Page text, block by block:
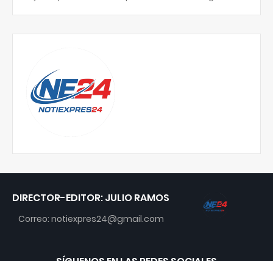
DIRECTOR-EDITOR: JULIO RAMOS
Correo: notiexpres24@gmail.com